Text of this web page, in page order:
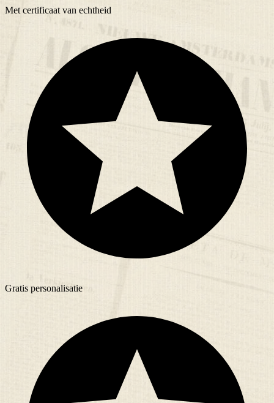
Met certificaat van echtheid
Gratis personalisatie